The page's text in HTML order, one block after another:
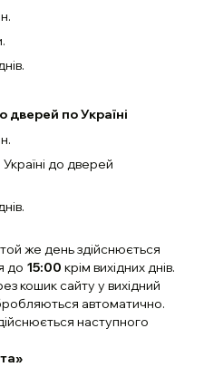
по Україні
до дверей
же день здійснюється
до 15:00 крім вихідних днів.
кошик сайту у вихідний
автоматично.
наступного